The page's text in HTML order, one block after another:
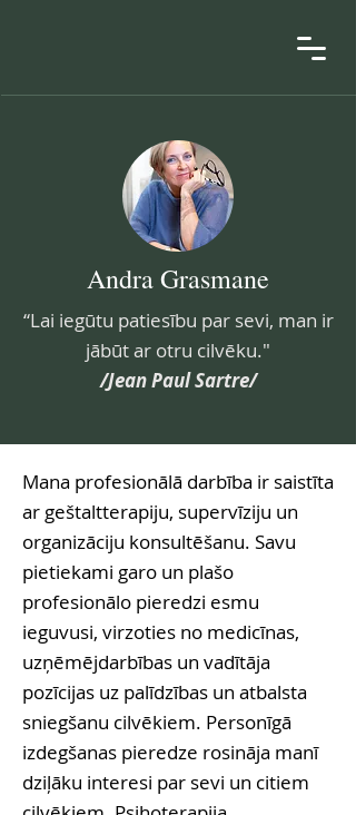
Andra Grasmane
“Lai iegūtu patiesību par sevi, man ir
jābūt ar otru cilvēku."
/Jean Paul Sartre/
Mana profesionālā darbība ir saistīta
ar geštaltterapiju, supervīziju un
organizāciju konsultēšanu. Savu
pietiekami garo un plašo
profesionālo pieredzi esmu
ieguvusi, virzoties no medicīnas,
uzņēmējdarbības un vadītāja
pozīcijas uz palīdzības un atbalsta
sniegšanu cilvēkiem. Personīgā
izdegšanas pieredze rosināja manī
dziļāku interesi par sevi un citiem